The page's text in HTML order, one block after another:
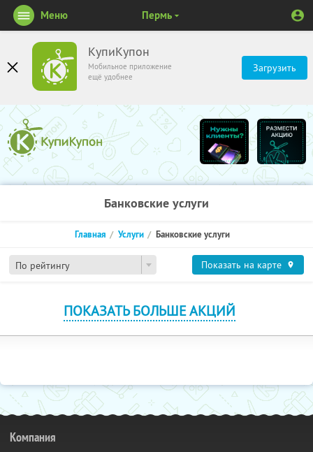
КупиКупон
Мобильное приложение
ещё удобнее
Загрузить
Меню Пермь
Банковские услуги
По рейтингу
Главная Услуги Банковские услуги
Показать на карте
ПОКАЗАТЬ БОЛЬШЕ АКЦИЙ
Компания